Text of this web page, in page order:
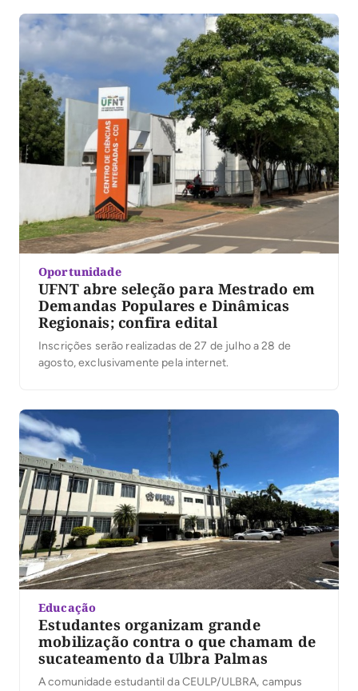
Oportunidade
UFNT abre seleção para Mestrado em
Demandas Populares e Dinâmicas
Regionais; confira edital
Inscrições serão realizadas de 27 de julho a 28 de
agosto, exclusivamente pela internet.
Educação
Estudantes organizam grande
mobilização contra o que chamam de
sucateamento da Ulbra Palmas
A comunidade estudantil da CEULP/ULBRA, campus